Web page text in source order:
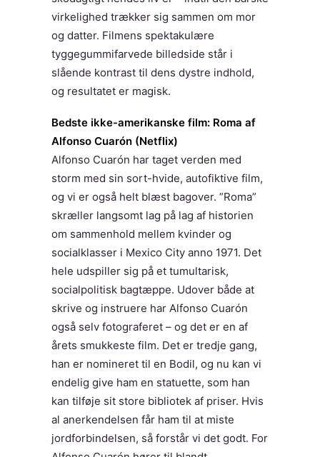
virkelighed trækker sig sammen om mor
og datter. Filmens spektakulære
tyggegummifarvede billedside står i
slående kontrast til dens dystre indhold,
og resultatet er magisk.
Bedste ikke-amerikanske film: Roma af
Alfonso Cuarón (Netflix)
Alfonso Cuarón har taget verden med
storm med sin sort-hvide, autofiktive film,
og vi er også helt blæst bagover. ”Roma”
skræller langsomt lag på lag af historien
om sammenhold mellem kvinder og
socialklasser i Mexico City anno 1971. Det
hele udspiller sig på et tumultarisk,
socialpolitisk bagtæppe. Udover både at
skrive og instruere har Alfonso Cuarón
også selv fotograferet – og det er en af
årets smukkeste film. Det er tredje gang,
han er nomineret til en Bodil, og nu kan vi
endelig give ham en statuette, som han
kan tilføje sit store bibliotek af priser. Hvis
al anerkendelsen får ham til at miste
jordforbindelsen, så forstår vi det godt. For